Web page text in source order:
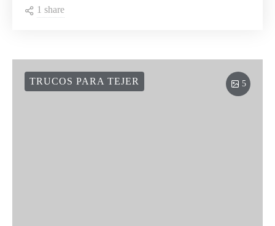
1 share
5
TRUCOS PARA TEJER